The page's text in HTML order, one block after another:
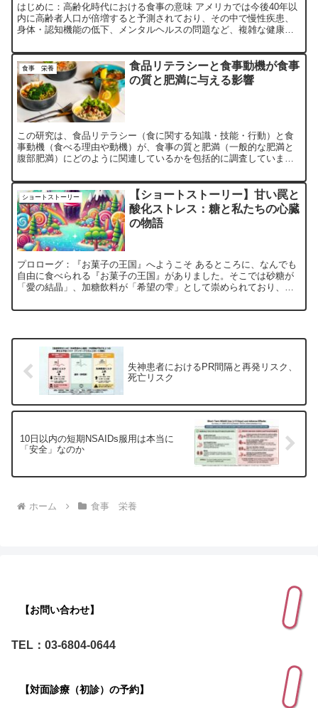
はじめに：高齢化時代における食事の意味 アメリカでは今後40年以
内に高齢者人口が倍増すると予測されており、その中で慢性疾患、
身体・認知機能の低下、メンタルヘルスの問題など、複雑な健康課
食事 栄養
食品リテラシーと食事動機が食事
の質と肥満に与える影響
この研究は、食品リテラシー（食に関する知識・技能・行動）と食
事動機（食べる理由や動機）が、食事の質と肥満（一般的な肥満と
腹部肥満）にどのように関連しているかを包括的に調査していま
ショートストーリー
【ショートストーリー】甘い罠と
酸化ストレス：糖と私たちの心臓
の物語
プロローグ：『お菓子の王国』へようこそ あるところに、なんでも
自由に食べられる『お菓子の王国』がありました。そこでは砂糖が
「愛の結晶」、加糖飲料が「希望の雫」として崇められており、王
失神患者におけるPR間隔と再発リスク、
死亡リスク
10日以内の短期NSAIDs服用は本当に
「安全」なのか
ホーム 食事 栄養
【お問い合わせ】
TEL：03-6804-0644
【対面診療（初診）の予約】